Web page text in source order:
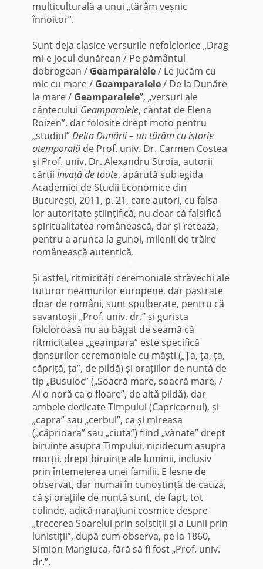
multiculturală a unui „tărâm veșnic
înnoitor”.
Sunt deja clasice versurile nefolclorice „Drag
mi-e jocul dunărean / Pe pământul
dobrogean / Geamparalele/ Le jucăm cu
mic cu mare / Geamparalele/ De la Dunăre
la mare / Geamparalele”, „versuri ale
cântecului Geamparalele, cântat de Elena
Roizen”, dar folosite drept moto pentru
„studiul”Delta Dunării – un tărâm cu istorie
atemporalăde Prof. univ. Dr. Carmen Costea
și Prof. univ. Dr. Alexandru Stroia, autorii
cărții Învață de toate, apărută sub egida
Academiei de Studii Economice din
București, 2011, p. 21, care autori, cu falsa
lor autoritate științifică, nu doar că falsifică
spiritualitatea românească, dar și retează,
pentru a arunca la gunoi, milenii de trăire
românească autentică.
Și astfel, ritmicități ceremoniale străvechi ale
tuturor neamurilor europene, dar păstrate
doar de români, sunt spulberate, pentru că
savantoșii „Prof. univ. dr.” și gurista
folcloroasă nu au băgat de seamă că
ritmicitatea „geampara” este specifică
dansurilor ceremoniale cu măști („Ța, ța, ța,
căpriță, ța”, de pildă) și orațiilor de nuntă de
tip „Busuioc” („Soacră mare, soacră mare, /
Ai o noră ca o floare”, de altă pildă), dar
ambele dedicate Timpului (Capricornul), și
„capra” sau „cerbul”, ca și mireasa
(„căprioara” sau „ciuta”) fiind „vânate” drept
biruințe asupra Timpului, nicidecum asupra
morții, drept biruințe ale luminii, inclusiv
prin întemeierea unei familii. E lesne de
observat, dar numai în cunoștință de cauză,
că și orațiile de nuntă sunt, de fapt, tot
colinde, adică narațiuni cosmice despre
„trecerea Soarelui prin solstiții și a Lunii prin
lunistiții”, după cum observa, pe la 1860,
Simion Mangiuca, fără să fi fost „Prof. univ.
dr.”.